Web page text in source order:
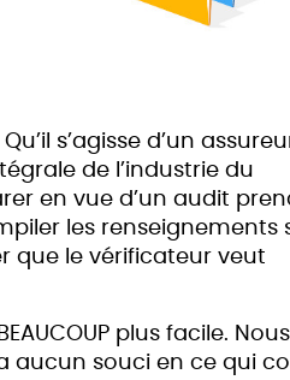
s’agisse d’un
de l’industrie du
en vue d’un audit
les renseignements
que le vérificateur veut
plus facile.
aucun souci en ce qui